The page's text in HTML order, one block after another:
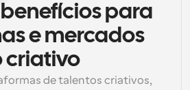
para
e mercados
criativo
de talentos criativos,